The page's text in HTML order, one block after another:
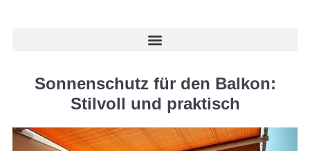
Sonnenschutz für den Balkon:
Stilvoll und praktisch